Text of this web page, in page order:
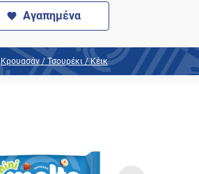
Αγαπημένα
Κρουασάν / Τσουρέκι / Κέικ